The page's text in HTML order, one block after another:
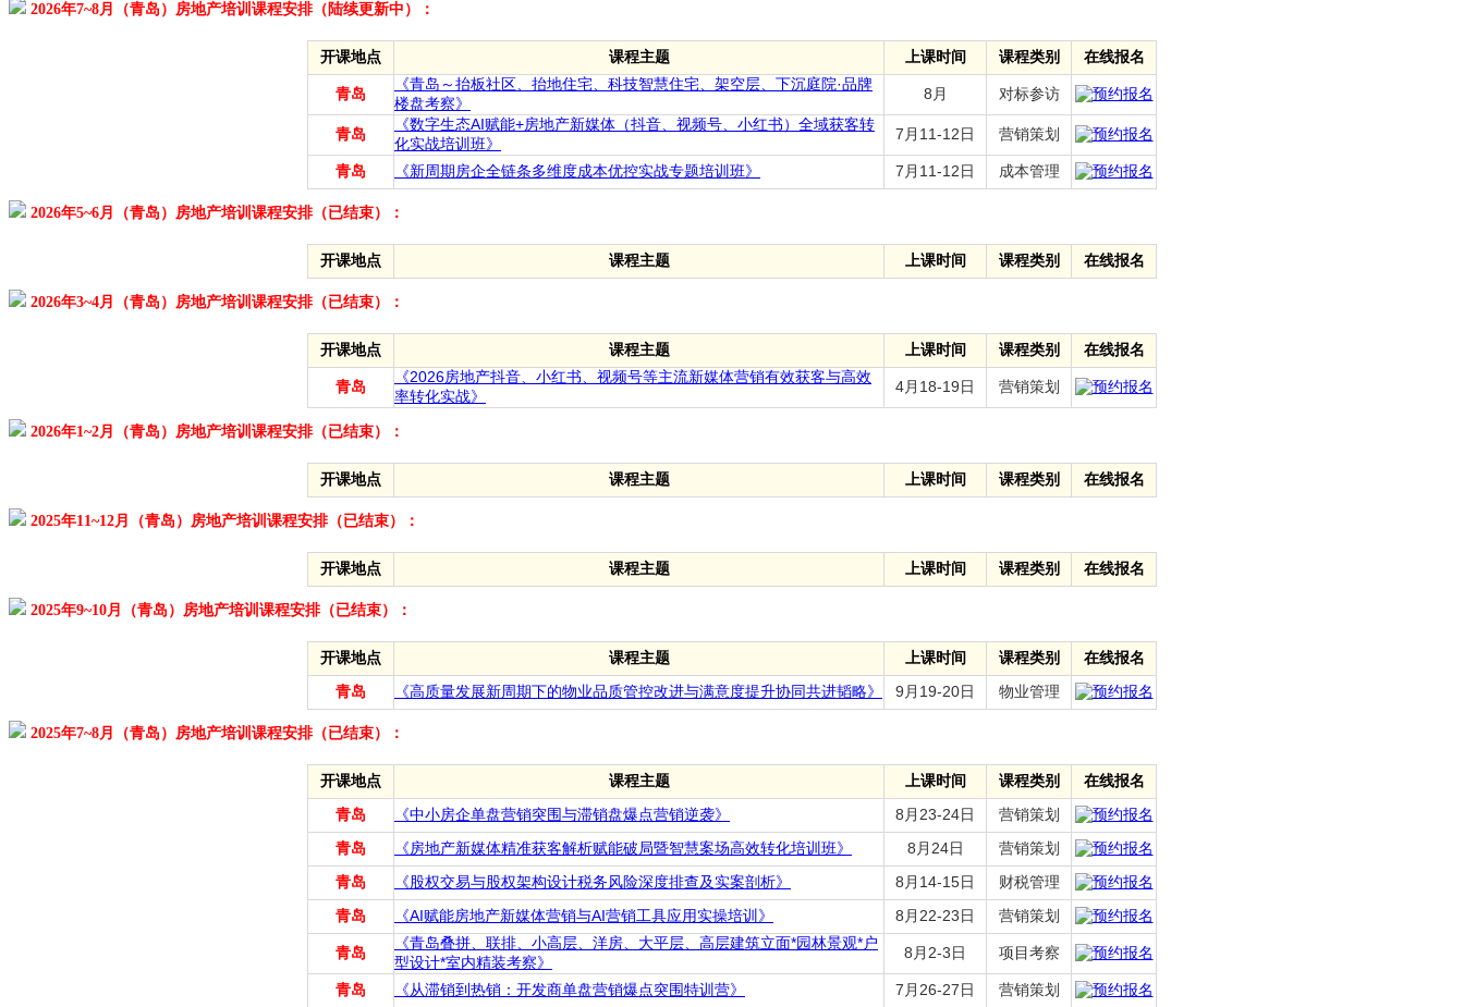
2026年7~8月（青岛）房地产培训课程安排（陆续更新中）：
开课地点 课程主题 上课时间 课程类别 在线报名
青岛
《青岛～抬板社区、抬地住宅、科技智慧住宅、架空层、下沉庭院·品牌
楼盘考察》
8月 对标参访
青岛
《数字生态AI赋能+房地产新媒体（抖音、视频号、小红书）全域获客转
化实战培训班》
7月11-12日 营销策划
青岛 《新周期房企全链条多维度成本优控实战专题培训班》 7月11-12日 成本管理
2026年5~6月（青岛）房地产培训课程安排（已结束）：
开课地点 课程主题 上课时间 课程类别 在线报名
2026年3~4月（青岛）房地产培训课程安排（已结束）：
开课地点 课程主题 上课时间 课程类别 在线报名
青岛
《2026房地产抖音、小红书、视频号等主流新媒体营销有效获客与高效
率转化实战》
4月18-19日 营销策划
2026年1~2月（青岛）房地产培训课程安排（已结束）：
开课地点 课程主题 上课时间 课程类别 在线报名
2025年11~12月（青岛）房地产培训课程安排（已结束）：
开课地点 课程主题 上课时间 课程类别 在线报名
2025年9~10月（青岛）房地产培训课程安排（已结束）：
开课地点 课程主题 上课时间 课程类别 在线报名
青岛 《高质量发展新周期下的物业品质管控改进与满意度提升协同共进韬略》 9月19-20日 物业管理
2025年7~8月（青岛）房地产培训课程安排（已结束）：
开课地点 课程主题 上课时间 课程类别 在线报名
青岛 《中小房企单盘营销突围与滞销盘爆点营销逆袭》 8月23-24日
营销策划
青岛
《房地产新媒体精准获客解析赋能破局暨智慧案场高效转化培训班》 8月24日
营销策划
青岛
《股权交易与股权架构设计税务风险深度排查及实案剖析》 8月14-15日
财税管理
青岛
《AI赋能房地产新媒体营销与AI营销工具应用实操培训》 8月22-23日 营销策划
青岛
《青岛叠拼、联排、小高层、洋房、大平层、高层建筑立面*园林景观*户
型设计*室内精装考察》
8月2-3日 项目考察
青岛 《从滞销到热销：开发商单盘营销爆点突围特训营》 7月26-27日 营销策划